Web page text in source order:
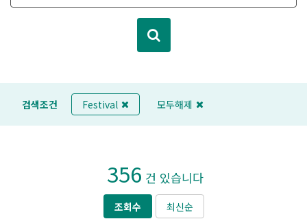
검색조건 Festival 모두해제
356 건 있습니다
조회수 최신순